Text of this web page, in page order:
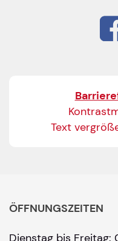
Text
ÖFFNUNGSZEITEN
Dienstag bis Freitag: